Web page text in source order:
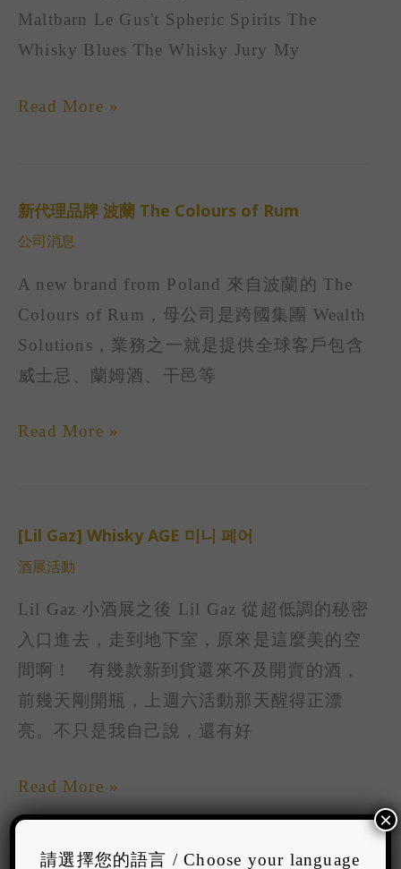
Maltbarn Le Gus't Spheric Spirits The
Whisky Blues The Whisky Jury My
AGE
미
페
Read More »
新代理品牌 波蘭 The Colours of Rum
公司消息
A new brand from Poland 來自波蘭的 The
Colours of Rum，母公司是跨國集團 Wealth
Solutions，業務之一就是提供全球客戶包含
威士忌、蘭姆酒、干邑等
新
代
理
品
牌
波
The
Read More »
[Lil Gaz] Whisky AGE 미니 페어
酒展活動
Lil Gaz 小酒展之後 Lil Gaz 從超低調的秘密
入口進去，走到地下室，原來是這麼美的空
間啊！ 有幾款新到貨還來不及開賣的酒，
前幾天剛開瓶，上週六活動那天醒得正漂
亮。不只是我自己說，還有好
[Lil
Gaz]
Whisky
AGE
미
니
페
Read More »
請選擇您的語言 / Choose your language
×